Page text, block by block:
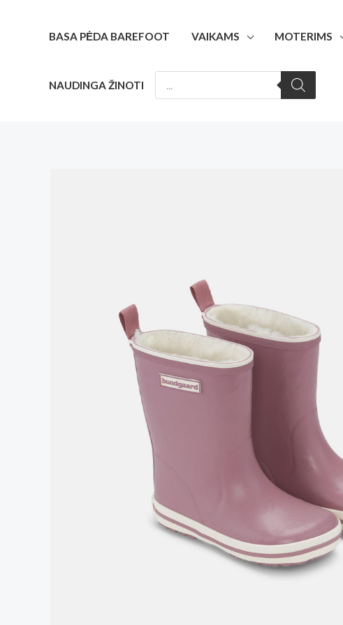
BASA PĖDA BAREFOOT VAIKAMS MOTERIMS
NAUDINGA ŽINOTI
PRODUCTS
SEARCH